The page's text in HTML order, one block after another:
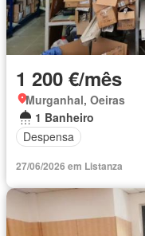
1 200 €/mês
Murganhal, Oeiras
1 Banheiro
Despensa
27/06/2026 em Listanza